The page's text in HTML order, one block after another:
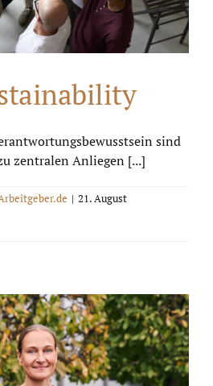
sind
zentralen Anliegen [...]
| 21. August